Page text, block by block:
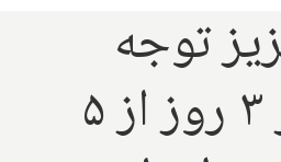
توجه
فرمایند: در ۳ روز از ۵